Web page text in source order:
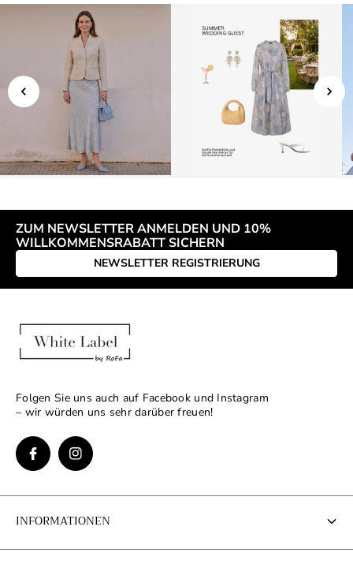
ZUM NEWSLETTER ANMELDEN UND 10%
WILLKOMMENSRABATT SICHERN
NEWSLETTER REGISTRIERUNG
Folgen Sie uns auch auf Facebook und Instagram
– wir würden uns sehr darüber freuen!
INFORMATIONEN